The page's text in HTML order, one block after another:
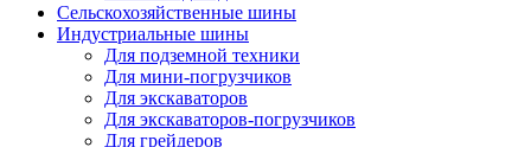
Сельскохозяйственные шины
Индустриальные шины
Для подземной техники
Для мини-погрузчиков
Для экскаваторов
Для экскаваторов-погрузчиков
Для грейдеров